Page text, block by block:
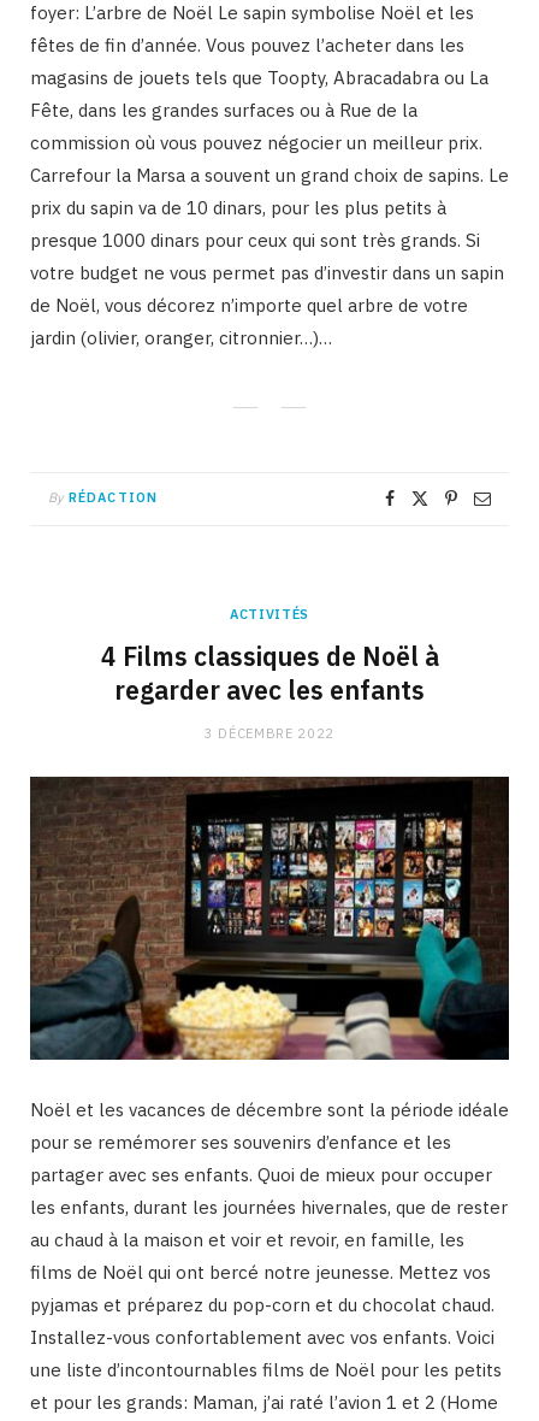
foyer: L’arbre de Noël Le sapin symbolise Noël et les
fêtes de fin d’année. Vous pouvez l’acheter dans les
magasins de jouets tels que Toopty, Abracadabra ou La
Fête, dans les grandes surfaces ou à Rue de la
commission où vous pouvez négocier un meilleur prix.
Carrefour la Marsa a souvent un grand choix de sapins. Le
prix du sapin va de 10 dinars, pour les plus petits à
presque 1000 dinars pour ceux qui sont très grands. Si
votre budget ne vous permet pas d’investir dans un sapin
de Noël, vous décorez n’importe quel arbre de votre
jardin (olivier, oranger, citronnier…)…
By RÉDACTION
ACTIVITÉS
4 Films classiques de Noël à
regarder avec les enfants
3 DÉCEMBRE 2022
Noël et les vacances de décembre sont la période idéale
pour se remémorer ses souvenirs d’enfance et les
partager avec ses enfants. Quoi de mieux pour occuper
les enfants, durant les journées hivernales, que de rester
au chaud à la maison et voir et revoir, en famille, les
films de Noël qui ont bercé notre jeunesse. Mettez vos
pyjamas et préparez du pop-corn et du chocolat chaud.
Installez-vous confortablement avec vos enfants. Voici
une liste d’incontournables films de Noël pour les petits
et pour les grands: Maman, j’ai raté l’avion 1 et 2 (Home